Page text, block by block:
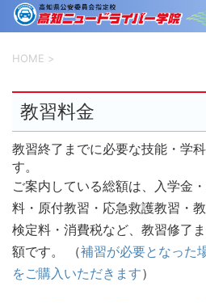
HOME >
教習料金
教習終了までに必要な技能・学
す。
ご案内している総額は、入学金
料・原付教習・応急救護教習・
検定料・消費税など、教習修了
額です。 （補習が必要となった
をご購入いただきます）